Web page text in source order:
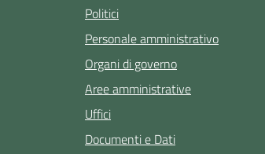
Politici
Personale amministrativo
Organi di governo
Aree amministrative
Uffici
Documenti e Dati